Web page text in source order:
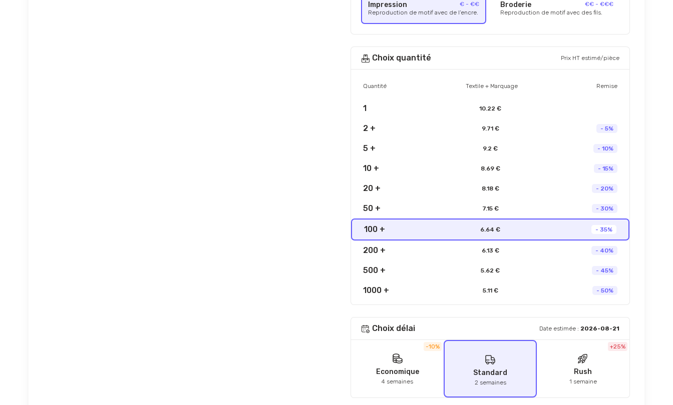
Impression
€ - €€
Reproduction de motif avec de l’encre.
Broderie
€€ - €€€
Reproduction de motif avec des fils.
Choix quantité Prix HT estimé/pièce
Quantité Textile + Marquage Remise
1 10.22 €
2 + 9.71 € - 5%
5 + 9.2 € - 10%
10 + 8.69 € - 15%
20 + 8.18 € - 20%
50 + 7.15 € - 30%
100 + 6.64 € - 35%
200 + 6.13 € - 40%
500 + 5.62 € - 45%
1000 + 5.11 € - 50%
Choix délai Date estimée : 2026-08-21
-10%
Economique
4 semaines
Standard
2 semaines
+25%
Rush
1 semaine